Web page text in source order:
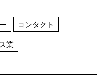
コンタクト
業